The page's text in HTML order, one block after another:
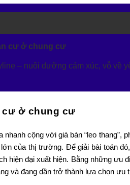
cư ở chung cư
– nuôi dưỡng cảm xúc, vỗ về
ở chung cư
nhanh cộng với giá bán “leo
của thị trường. Để giải bài toán
hiện đại xuất hiện. Bằng những ưu
và đang dần trở thành lựa chọn ưu